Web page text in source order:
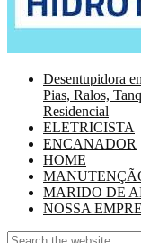
Desentupidora
Pias, Ralos,
Residencial
ELETRICISTA
ENCANADOR
HOME
MARIDO DE
NOSSA